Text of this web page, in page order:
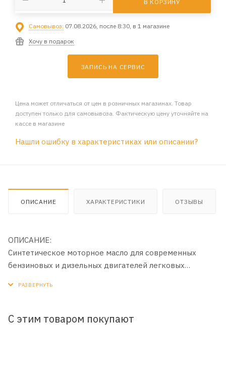
В КОРЗИНУ
Самовывоз: 07.08.2026, после 8:30, в 1 магазине
Хочу в подарок
ЗАПИСЬ НА СЕРВИС
Цена может отличаться от цен в розничных магазинах. Товар
доступен только для самовывоза. Фактическую цену уточняйте на
кассе в магазине
Нашли ошибку в характеристиках или описании?
ОПИСАНИЕ ХАРАКТЕРИСТИКИ ОТЗЫВЫ
ОПИСАНИЕ:
Синтетическое моторное масло для современных
бензиновых и дизельных двигателей легковых
С этим товаром покупают